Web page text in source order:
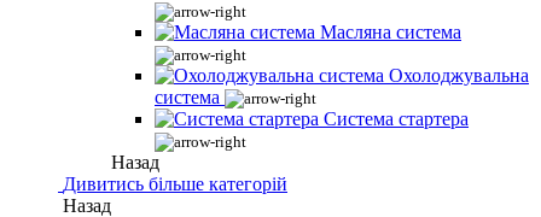
Масляна система
Охолоджувальна
система
Система стартера
Назад
Дивитись більше категорій
Назад